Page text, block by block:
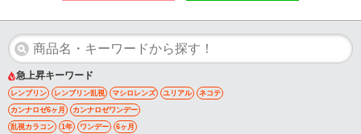
急上昇キーワード
レンブリン レンブリン乱視 マシロレンズ ユリアル ネコテ
カンナロゼ6ヶ月 カンナロゼワンデー
乱視カラコン 1年 ワンデー 6ヶ月